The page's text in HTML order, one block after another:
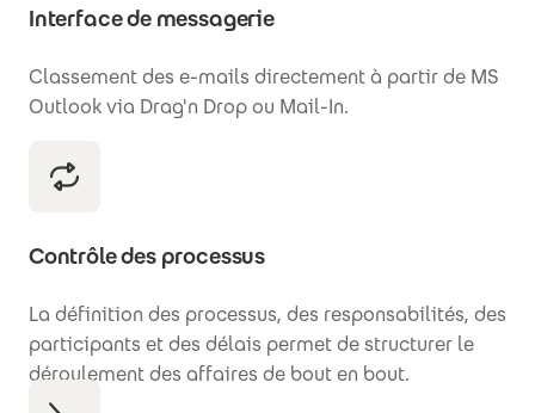
Interface de messagerie
Classement des e-mails directement à partir de MS
Outlook via Drag'n Drop ou Mail-In.
Contrôle des processus
La définition des processus, des responsabilités, des
participants et des délais permet de structurer le
déroulement des affaires de bout en bout.